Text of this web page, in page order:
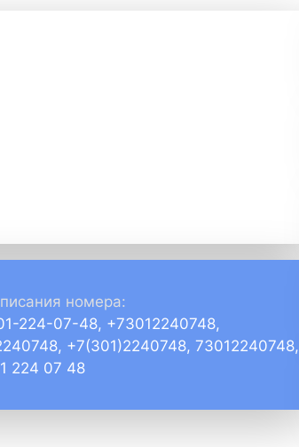
номера:
224-07-48, +73012240748,
+7(301)2240748, 73012240748,
224 07 48